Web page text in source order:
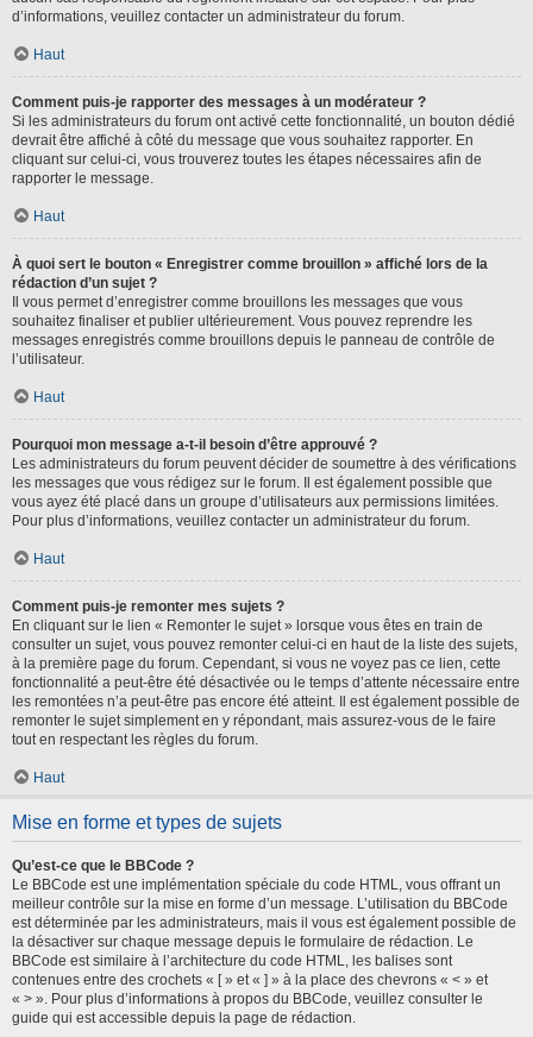
d’informations, veuillez contacter un administrateur du forum.
Haut
Comment puis-je rapporter des messages à un modérateur ?
Si les administrateurs du forum ont activé cette fonctionnalité, un bouton dédié
devrait être affiché à côté du message que vous souhaitez rapporter. En
cliquant sur celui-ci, vous trouverez toutes les étapes nécessaires afin de
rapporter le message.
Haut
À quoi sert le bouton « Enregistrer comme brouillon » affiché lors de la
rédaction d’un sujet ?
Il vous permet d’enregistrer comme brouillons les messages que vous
souhaitez finaliser et publier ultérieurement. Vous pouvez reprendre les
messages enregistrés comme brouillons depuis le panneau de contrôle de
l’utilisateur.
Haut
Pourquoi mon message a-t-il besoin d’être approuvé ?
Les administrateurs du forum peuvent décider de soumettre à des vérifications
les messages que vous rédigez sur le forum. Il est également possible que
vous ayez été placé dans un groupe d’utilisateurs aux permissions limitées.
Pour plus d’informations, veuillez contacter un administrateur du forum.
Haut
Comment puis-je remonter mes sujets ?
En cliquant sur le lien « Remonter le sujet » lorsque vous êtes en train de
consulter un sujet, vous pouvez remonter celui-ci en haut de la liste des sujets,
à la première page du forum. Cependant, si vous ne voyez pas ce lien, cette
fonctionnalité a peut-être été désactivée ou le temps d’attente nécessaire entre
les remontées n’a peut-être pas encore été atteint. Il est également possible de
remonter le sujet simplement en y répondant, mais assurez-vous de le faire
tout en respectant les règles du forum.
Haut
Mise en forme et types de sujets
Qu’est-ce que le BBCode ?
Le BBCode est une implémentation spéciale du code HTML, vous offrant un
meilleur contrôle sur la mise en forme d’un message. L’utilisation du BBCode
est déterminée par les administrateurs, mais il vous est également possible de
la désactiver sur chaque message depuis le formulaire de rédaction. Le
BBCode est similaire à l’architecture du code HTML, les balises sont
contenues entre des crochets « [ » et « ] » à la place des chevrons « < » et
« > ». Pour plus d’informations à propos du BBCode, veuillez consulter le
guide qui est accessible depuis la page de rédaction.